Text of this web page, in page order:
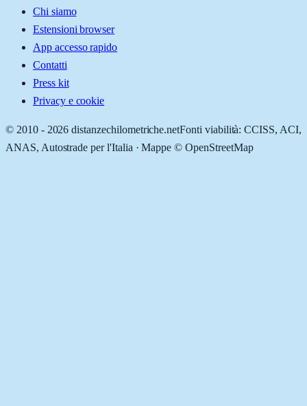
Chi siamo
Estensioni browser
App accesso rapido
Contatti
Press kit
Privacy e cookie
© 2010 - 2026 distanzechilometriche.netFonti viabilità: CCISS, ACI,
ANAS, Autostrade per l'Italia · Mappe © OpenStreetMap